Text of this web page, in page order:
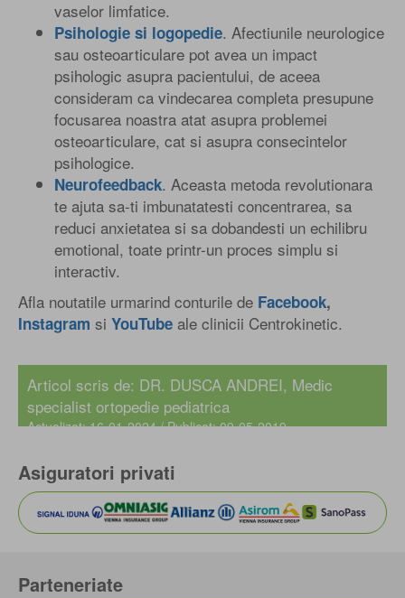
vaselor limfatice.
Psihologie si logopedie. Afectiunile neurologice
sau osteoarticulare pot avea un impact
psihologic asupra pacientului, de aceea
consideram ca vindecarea completa presupune
focusarea noastra atat asupra problemei
osteoarticulare, cat si asupra consecintelor
psihologice.
Neurofeedback. Aceasta metoda revolutionara
te ajuta sa-ti imbunatatesti concentrarea, sa
reduci anxietatea si sa dobandesti un echilibru
emotional, toate printr-un proces simplu si
interactiv.
Afla noutatile urmarind conturile de Facebook,
Instagram si YouTube ale clinicii Centrokinetic.
Articol scris de: DR. DUSCA ANDREI, Medic
specialist ortopedie pediatrica
Actualizat: 16-01-2024 / Publicat: 09-05-2019
Asiguratori privati
Parteneriate